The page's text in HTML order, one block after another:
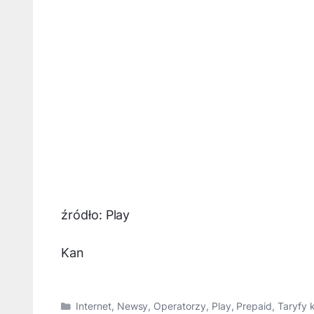
źródło: Play
Kan
Kategorie
Internet, Newsy, Operatorzy, Play, Prepaid, Taryfy